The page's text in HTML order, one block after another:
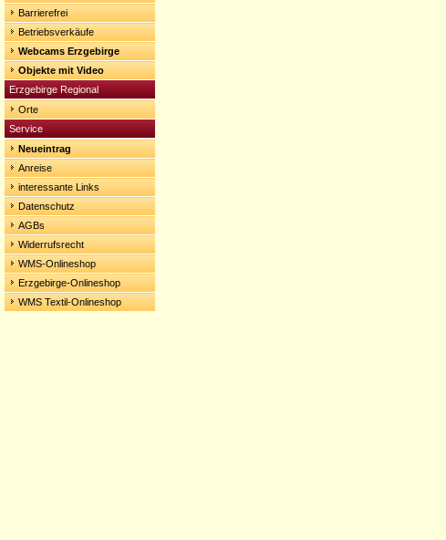
Barrierefrei
Betriebsverkäufe
Webcams Erzgebirge
Objekte mit Video
Erzgebirge Regional
Orte
Service
Neueintrag
Anreise
interessante Links
Datenschutz
AGBs
Widerrufsrecht
WMS-Onlineshop
Erzgebirge-Onlineshop
WMS Textil-Onlineshop